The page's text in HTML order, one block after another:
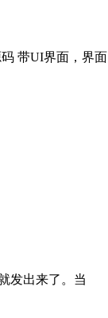
带UI界面，界面
发出来了。当